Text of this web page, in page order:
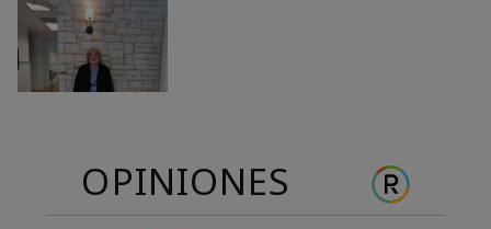
OPINIONES